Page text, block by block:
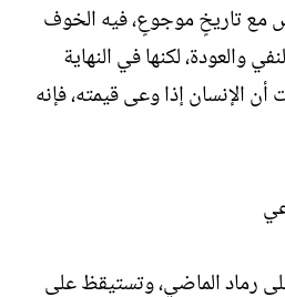
مع تاريخٍ موجوعٍ، فيه الخوف
والعودة، لكنها في النهاية
أن الإنسان إذا وعى قيمته، فإنه
رماد الماضي، وتستيقظ على